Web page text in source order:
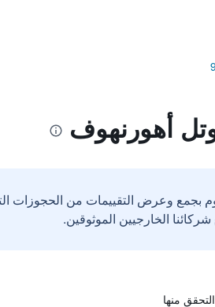
أهورنهوف
بجمع وعرض التقييمات من الحجوزات